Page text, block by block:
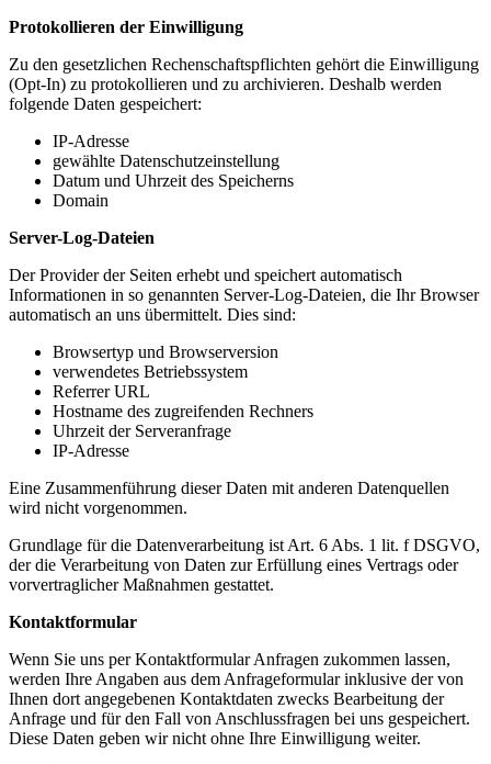
Protokollieren der Einwilligung
Zu den gesetzlichen Rechenschaftspflichten gehört die Einwilligung
(Opt-In) zu protokollieren und zu archivieren. Deshalb werden
folgende Daten gespeichert:
IP-Adresse
gewählte Datenschutzeinstellung
Datum und Uhrzeit des Speicherns
Domain
Server-Log-Dateien
Der Provider der Seiten erhebt und speichert automatisch
Informationen in so genannten Server-Log-Dateien, die Ihr Browser
automatisch an uns übermittelt. Dies sind:
Browsertyp und Browserversion
verwendetes Betriebssystem
Referrer URL
Hostname des zugreifenden Rechners
Uhrzeit der Serveranfrage
IP-Adresse
Eine Zusammenführung dieser Daten mit anderen Datenquellen
wird nicht vorgenommen.
Grundlage für die Datenverarbeitung ist Art. 6 Abs. 1 lit. f DSGVO,
der die Verarbeitung von Daten zur Erfüllung eines Vertrags oder
vorvertraglicher Maßnahmen gestattet.
Kontaktformular
Wenn Sie uns per Kontaktformular Anfragen zukommen lassen,
werden Ihre Angaben aus dem Anfrageformular inklusive der von
Ihnen dort angegebenen Kontaktdaten zwecks Bearbeitung der
Anfrage und für den Fall von Anschlussfragen bei uns gespeichert.
Diese Daten geben wir nicht ohne Ihre Einwilligung weiter.